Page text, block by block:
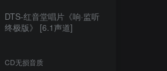
DTS-红音堂唱片《响·监听
终极版》 [6.1声道]
CD无损音质